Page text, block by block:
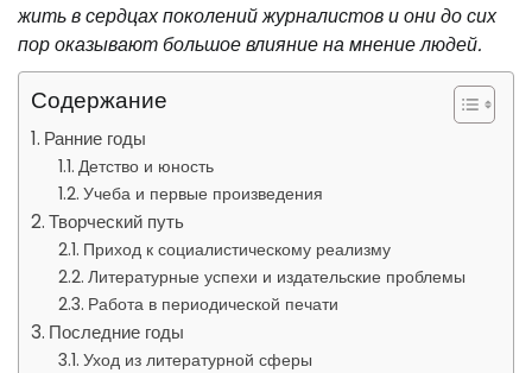
жить в сердцах поколений журналистов и они до сих
пор оказывают большое влияние на мнение людей.
Содержание
Ранние годы
Детство и юность
Учеба и первые произведения
Творческий путь
Приход к социалистическому реализму
Литературные успехи и издательские проблемы
Работа в периодической печати
Последние годы
Уход из литературной сферы